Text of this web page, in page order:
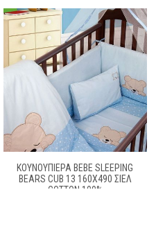
ΚΟΥΝΟΥΠΙΕΡΑ BEBE SLEEPING
BEARS CUB 13 160X490 ΣΙΕΛ
COTTON 100%